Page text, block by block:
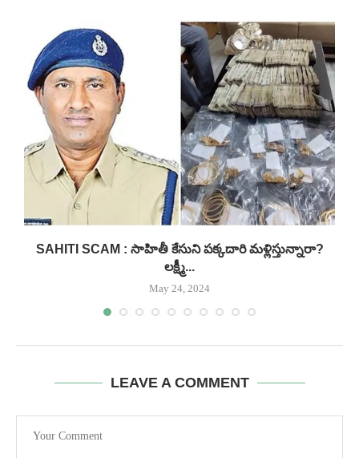
SAHITI SCAM : సాహితీ కేసుని పక్కదారి మళ్లిస్తున్నారా?
లక్ష్మీ...
May 24, 2024
LEAVE A COMMENT